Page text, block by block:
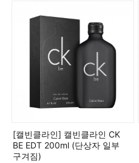
[캘빈클라인] 캘빈클라인 CK
BE EDT 200ml (단상자 일부
구겨짐)